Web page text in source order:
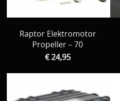
Raptor Elektromotor
Propeller – 70
€ 24,95